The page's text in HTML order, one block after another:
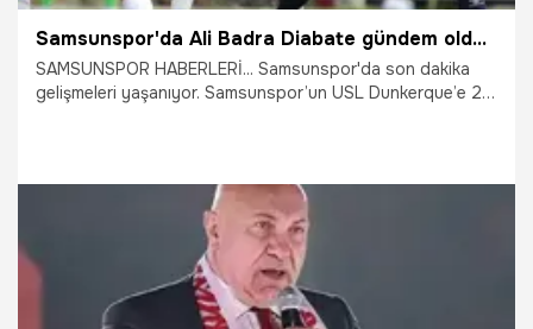
Samsunspor'da Ali Badra Diabate gündem oldu! Drongelen, Satka sonrası kriz, Thorsten Fink yapacak
SAMSUNSPOR HABERLERİ... Samsunspor'da son dakika
gelişmeleri yaşanıyor. Samsunspor’un USL Dunkerque’e 2-1
Samsun